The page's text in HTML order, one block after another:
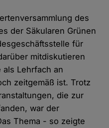
des
der Säkularen Grünen
für
mitdiskutieren
Lehrfach an
zeitgemäß ist. Trotz
die zur
war der
Thema - so zeigte